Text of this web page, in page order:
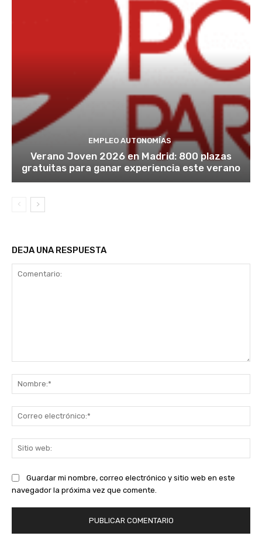
EMPLEO AUTONOMÍAS
Verano Joven 2026 en Madrid: 800 plazas
gratuitas para ganar experiencia este verano
DEJA UNA RESPUESTA
Guardar mi nombre, correo electrónico y sitio web en este
navegador la próxima vez que comente.